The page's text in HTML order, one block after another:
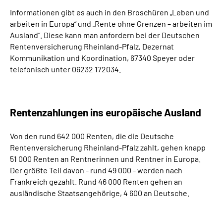
Informationen gibt es auch in den Broschüren „Leben und
arbeiten in Europa“ und „Rente ohne Grenzen – arbeiten im
Ausland“. Diese kann man anfordern bei der Deutschen
Rentenversicherung Rheinland-Pfalz, Dezernat
Kommunikation und Koordination, 67340 Speyer oder
telefonisch unter 06232 172034.
Rentenzahlungen ins europäische Ausland
Von den rund 642 000 Renten, die die Deutsche
Rentenversicherung Rheinland-Pfalz zahlt, gehen knapp
51 000 Renten an Rentnerinnen und Rentner in Europa.
Der größte Teil davon - rund 49 000 - werden nach
Frankreich gezahlt. Rund 46 000 Renten gehen an
ausländische Staatsangehörige, 4 600 an Deutsche.